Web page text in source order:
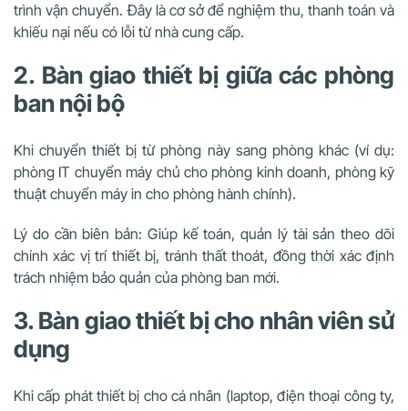
trình vận chuyển. Đây là cơ sở để nghiệm thu, thanh toán và
khiếu nại nếu có lỗi từ nhà cung cấp.
2. Bàn giao thiết bị giữa các phòng
ban nội bộ
Khi chuyển thiết bị từ phòng này sang phòng khác (ví dụ:
phòng IT chuyển máy chủ cho phòng kinh doanh, phòng kỹ
thuật chuyển máy in cho phòng hành chính).
Lý do cần biên bản: Giúp kế toán, quản lý tài sản theo dõi
chính xác vị trí thiết bị, tránh thất thoát, đồng thời xác định
trách nhiệm bảo quản của phòng ban mới.
3. Bàn giao thiết bị cho nhân viên sử
dụng
Khi cấp phát thiết bị cho cá nhân (laptop, điện thoại công ty,